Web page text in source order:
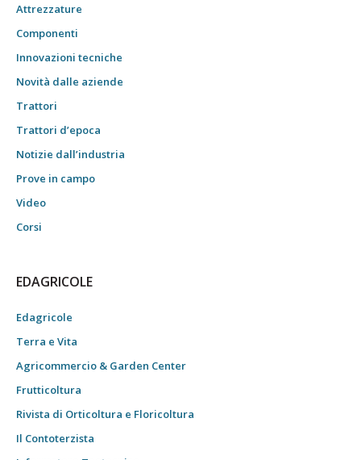
Attrezzature
Componenti
Innovazioni tecniche
Novità dalle aziende
Trattori
Trattori d’epoca
Notizie dall’industria
Prove in campo
Video
Corsi
EDAGRICOLE
Edagricole
Terra e Vita
Agricommercio & Garden Center
Frutticoltura
Rivista di Orticoltura e Floricoltura
Il Contoterzista